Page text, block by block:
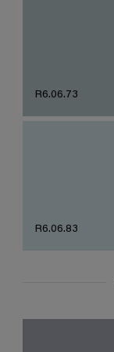
R6.06.73
R6.06.83